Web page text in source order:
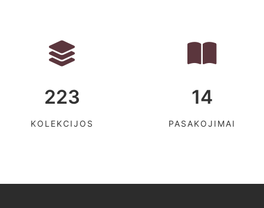
223
KOLEKCIJOS
14
PASAKOJIMAI